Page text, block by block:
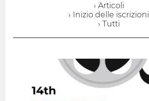
› Articoli
› Inizio delle iscrizioni
› Tutti